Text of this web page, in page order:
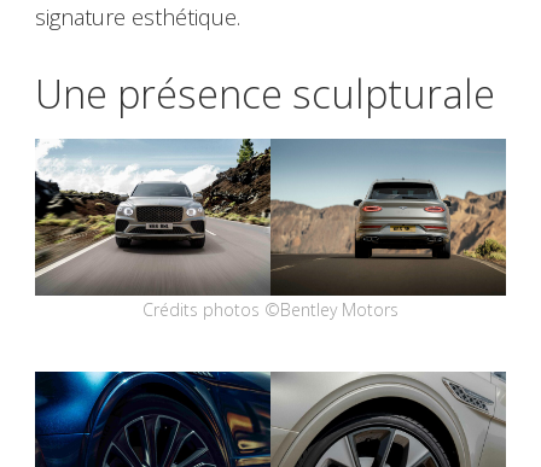
signature esthétique.
Une présence sculpturale
Crédits photos ©Bentley Motors